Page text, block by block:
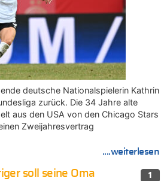
deutsche Nationalspielerin Kathrin
zurück. Die 34 Jahre alte
aus den USA von den Chicago Stars
Zweijahresvertrag
....weiterlesen
1
soll seine Oma